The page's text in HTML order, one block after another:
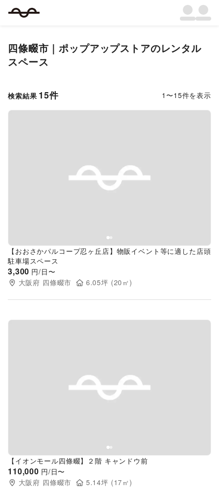
四條畷市 ｜ポップアップストアのレンタル
スペース
検索結果 15件 1 〜15件を表示
Previous slide
【おおさかパルコープ忍ヶ丘店】物販イベント等に適した店頭
駐車場スペース
3,300 円/日〜
大阪府 四條畷市 6.05坪 (20 ㎡)
Previous slide
【イオンモール四條畷】２階 キャンドウ前
110,000 円/日〜
大阪府 四條畷市 5.14坪 (17㎡)